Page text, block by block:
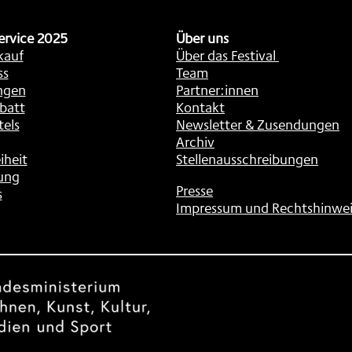
2025
Über uns
Über das Festival
Team
Partner:innen
Kontakt
Newsletter & Zusendungen
Archiv
Stellenausschreibungen
Presse
Impressum und